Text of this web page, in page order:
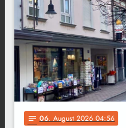
notes 06. August 2026 04:56